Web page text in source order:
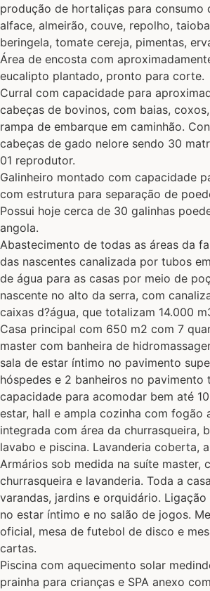
produção de hortaliças para consumo
alface, almeirão, couve, repolho,
beringela, tomate cereja, pimentas,
Área de encosta com
eucalipto plantado, pronto para corte.
Curral com capacidade para
cabeças de bovinos, com baias,
rampa de embarque em caminhão.
cabeças de gado nelore sendo 30
01 reprodutor.
Galinheiro montado com capacidade
com estrutura para separação de
Possui hoje cerca de 30 galinhas
angola.
Abastecimento de todas as áreas da
das nascentes canalizada por tubos
de água para as casas por meio de
nascente no alto da serra, com
caixas d?água, que totalizam 14.000
Casa principal com 650 m2 com 7
master com banheira de
sala de estar íntimo no pavimento
hóspedes e 2 banheiros no pavimento
capacidade para acomodar bem até
estar, hall e ampla cozinha com fogão
integrada com área da churrasqueira,
lavabo e piscina. Lavanderia coberta,
Armários sob medida na suíte master,
churrasqueira e lavanderia. Toda a
varandas, jardins e orquidário.
no estar íntimo e no salão de jogos.
oficial, mesa de futebol de disco e
cartas.
Piscina com aquecimento solar
prainha para crianças e SPA anexo